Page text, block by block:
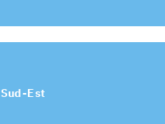
Sud-Est